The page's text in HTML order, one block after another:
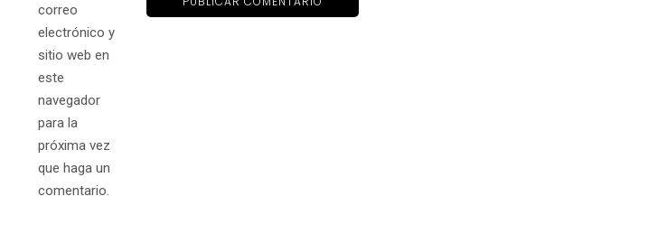
correo
electrónico y
sitio web en
este
navegador
para la
próxima vez
que haga un
comentario.